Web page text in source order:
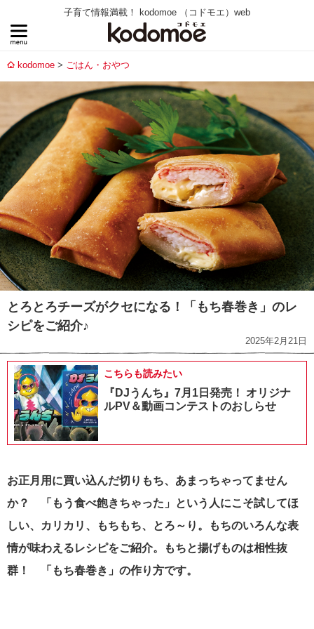
子育て情報満載！ kodomoe （コドモエ）web
kodomoe ごはん・おやつ
とろとろチーズがクセになる！「もち春巻き」のレ
シピをご紹介♪
2025年2月21日
こちらも読みたい
『DJうんち』7月1日発売！ オリジナ
ルPV＆動画コンテストのおしらせ
お正月用に買い込んだ切りもち、あまっちゃってません
か？ 「もう食べ飽きちゃった」という人にこそ試してほ
しい、カリカリ、もちもち、とろ～り。もちのいろんな表
情が味わえるレシピをご紹介。もちと揚げものは相性抜
群！ 「もち春巻き」の作り方です。